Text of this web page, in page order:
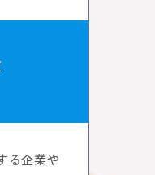
る企業や